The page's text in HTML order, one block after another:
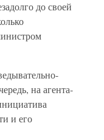
до своей
на агента-
и его